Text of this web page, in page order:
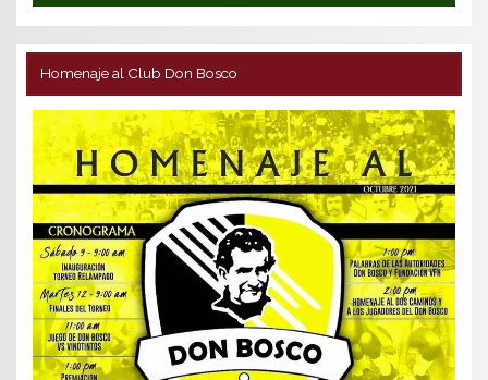
Homenaje al Club Don Bosco